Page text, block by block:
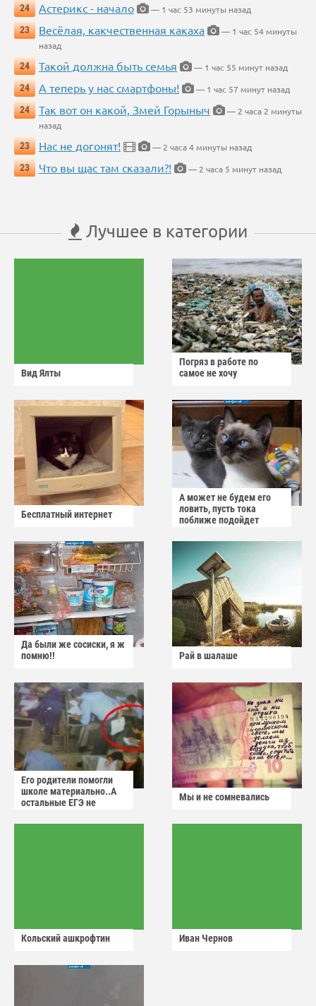
24
Астерикс - начало
— 1 час 53 минуты назад
23
Весёлая, какчественная какаха
— 1 час 54 минуты
назад
24
Такой должна быть семья
— 1 час 55 минут назад
24
А теперь у нас смартфоны!
— 1 час 57 минут назад
24
Так вот он какой, Змей Горыныч
— 2 часа 2 минуты
назад
23
Нас не догонят!
— 2 часа 4 минуты назад
23
Что вы щас там сказали?! — 2 часа 5 минут назад
Лучшее в категории
Вид Ялты
Погряз в работе по
самое не хочу
Бесплатный интернет
А может не будем его
ловить, пусть тока
поближе подойдет
Да были же сосиски, я ж
помню!!
Рай в шалаше
Его родители помогли
школе материально..А
остальные ЕГЭ не
Мы и не сомневались
Кольский ашкрофтин Иван Чернов